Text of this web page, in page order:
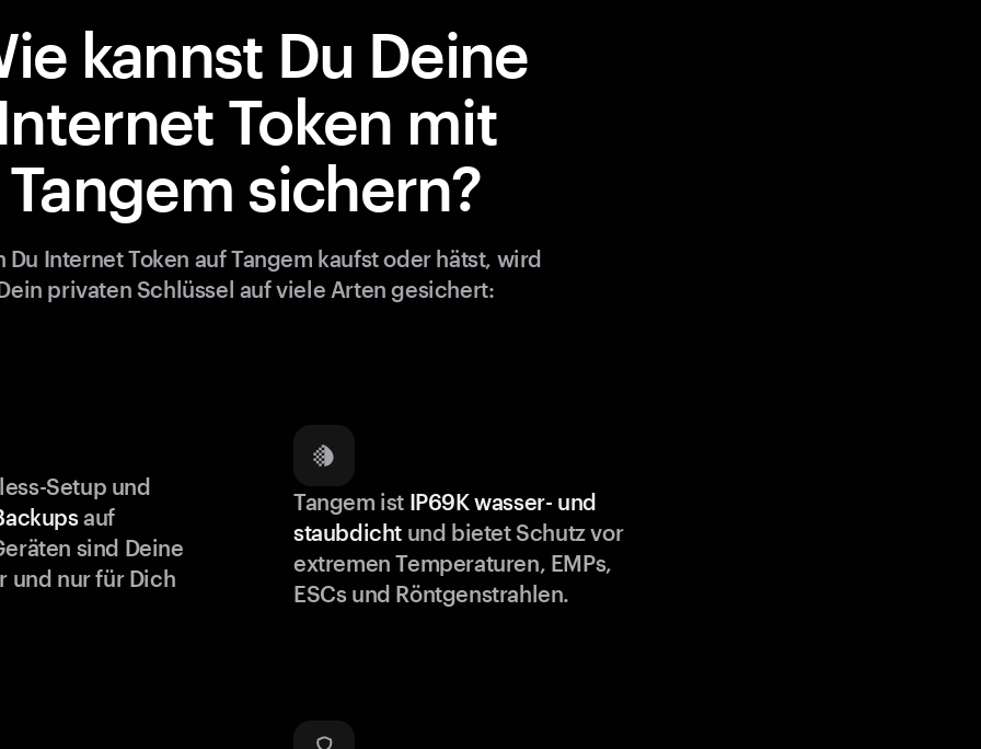
kannst Du Deine
Token mit
Tangem sichern?
Du Internet Token auf Tangem kaufst oder hätst, wird
privaten Schlüssel auf viele Arten gesichert:
Setup und
auf
sind Deine
und nur für Dich
Tangem ist IP69K wasser- und
staubdicht und bietet Schutz vor
extremen Temperaturen, EMPs,
ESCs und Röntgenstrahlen.